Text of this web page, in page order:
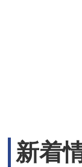
新着